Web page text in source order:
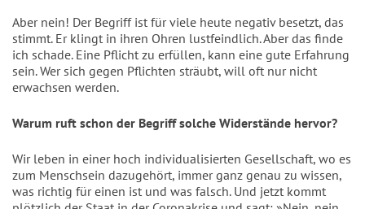
Aber nein! Der Begriff ist für viele heute negativ besetzt, das
stimmt. Er klingt in ihren Ohren lustfeindlich. Aber das finde
ich schade. Eine Pflicht zu erfüllen, kann eine gute Erfahrung
sein. Wer sich gegen Pflichten sträubt, will oft nur nicht
erwachsen werden.
Warum ruft schon der Begriff solche Widerstände hervor?
Wir leben in einer hoch individualisierten Gesellschaft, wo es
zum Menschsein dazugehört, immer ganz genau zu wissen,
was richtig für einen ist und was falsch. Und jetzt kommt